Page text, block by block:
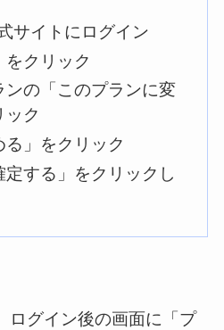
サイトにログイン
をクリック
ンの「このプランに変
ック
る」をクリック
定する」をクリックし
ログイン後の画面に「プ